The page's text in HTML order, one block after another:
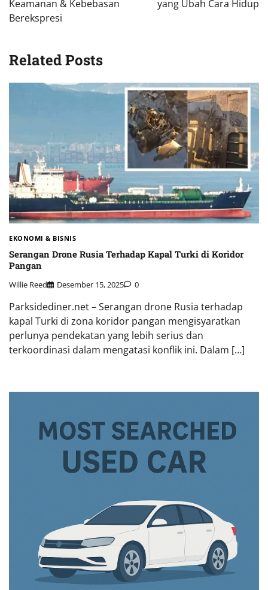
Keamanan & Kebebasan
Berekspresi
yang Ubah Cara Hidup
Related Posts
EKONOMI & BISNIS
Serangan Drone Rusia Terhadap Kapal Turki di Koridor
Pangan
Willie Reed Desember 15, 2025 0
Parksidediner.net – Serangan drone Rusia terhadap
kapal Turki di zona koridor pangan mengisyaratkan
perlunya pendekatan yang lebih serius dan
terkoordinasi dalam mengatasi konflik ini. Dalam […]